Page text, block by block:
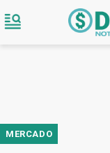
MERCADO